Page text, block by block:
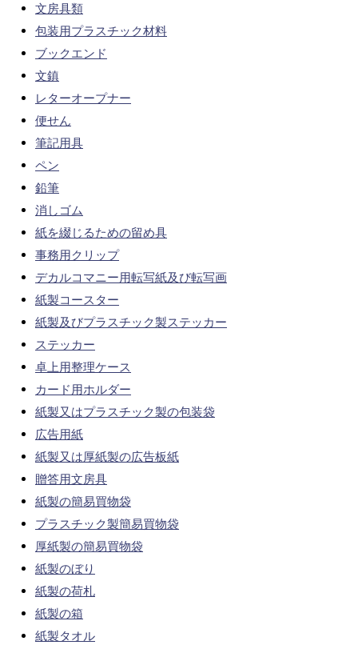
文房具類
包装用プラスチック材料
ブックエンド
文鎮
レターオープナー
便せん
筆記用具
ペン
鉛筆
消しゴム
紙を綴じるための留め具
事務用クリップ
デカルコマニー用転写紙及び転写画
紙製コースター
紙製及びプラスチック製ステッカー
ステッカー
卓上用整理ケース
カード用ホルダー
紙製又はプラスチック製の包装袋
広告用紙
紙製又は厚紙製の広告板紙
贈答用文房具
紙製の簡易買物袋
プラスチック製簡易買物袋
厚紙製の簡易買物袋
紙製のぼり
紙製の荷札
紙製の箱
紙製タオル